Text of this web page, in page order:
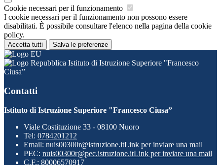
Cookie necessari per il funzionamento
I cookie necessari per il funzionamento non possono essere
disabilitati. È possibile consultare l'elenco nella pagina della cookie
policy.
Accetta tutti Salva le preferenze
Istituto di Istruzione Superiore "Francesco
Ciusa”
Contatti
Istituto di Istruzione Superiore "Francesco Ciusa”
Viale Costituzione 33 - 08100 Nuoro
Tel: 0784201212
Email: nuis00300r@istruzione.itLink per inviare una mail
PEC: nuis00300r@pec.istruzione.itLink per inviare una mail
C.F.: 80006570917